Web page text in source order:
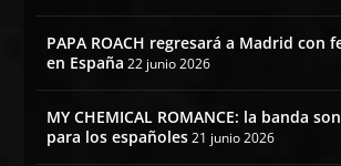
PAPA ROACH regresará a Madrid con
en España 22 junio 2026
MY CHEMICAL ROMANCE: la banda
para los españoles 21 junio 2026